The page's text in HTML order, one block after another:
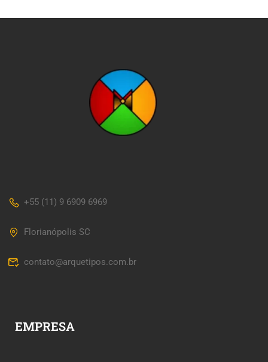
+55 (11) 9 6909 6969
Florianópolis SC
contato@arquetipos.com.br
EMPRESA